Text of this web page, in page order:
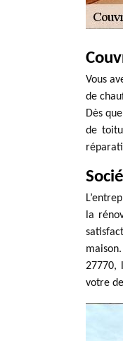
Vous
de
Dès
de
la
27770,
votre